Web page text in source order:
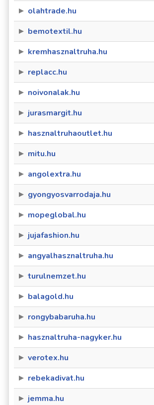
olahtrade.hu
bemotextil.hu
kremhasznaltruha.hu
replacc.hu
noivonalak.hu
jurasmargit.hu
hasznaltruhaoutlet.hu
mitu.hu
angolextra.hu
gyongyosvarrodaja.hu
mopeglobal.hu
jujafashion.hu
angyalhasznaltruha.hu
turulnemzet.hu
balagold.hu
rongybabaruha.hu
hasznaltruha-nagyker.hu
verotex.hu
rebekadivat.hu
jemma.hu